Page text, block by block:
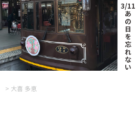
3/11
あ
の
日
を
忘
れ
な
い
> 大喜 多恵